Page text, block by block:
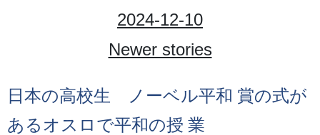
2024-12-10
Newer stories
日本の高校生 ノーベル平和 賞の式が
あるオスロで平和の授業